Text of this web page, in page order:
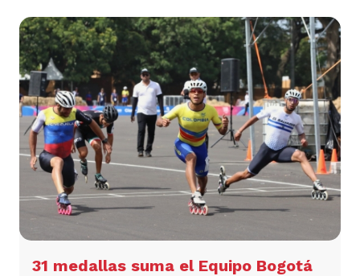
31 medallas suma el Equipo Bogotá